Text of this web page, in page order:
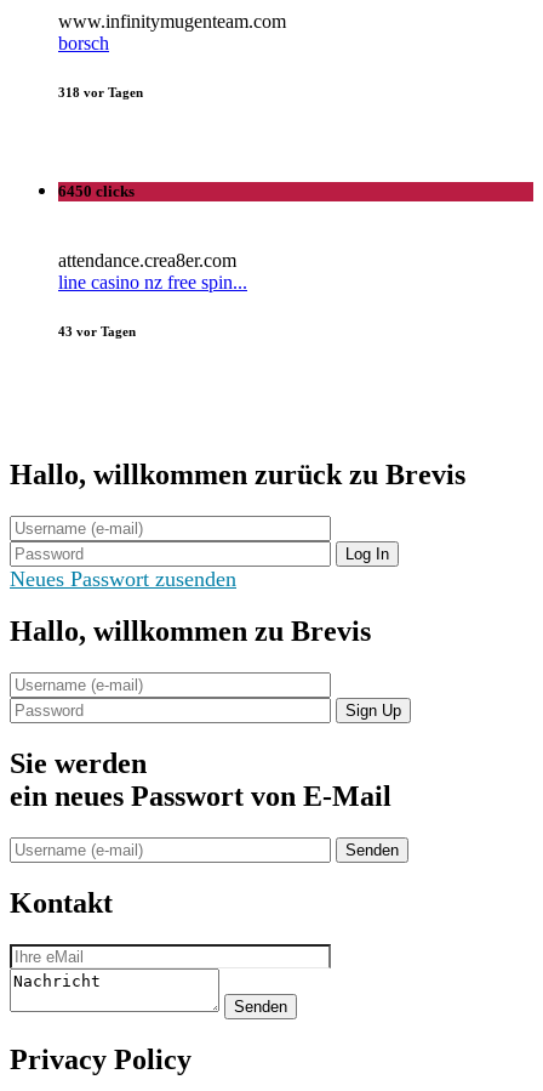
www.infinitymugenteam.com
borsch
318 vor Tagen
6450 clicks
attendance.crea8er.com
line casino nz free spin...
43 vor Tagen
Hallo, willkommen zurück zu Brevis
Log In
Neues Passwort zusenden
Hallo, willkommen zu Brevis
Sign Up
Sie werden
ein neues Passwort von E-Mail
Senden
Kontakt
Senden
Privacy Policy